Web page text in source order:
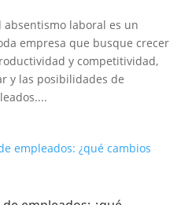
laboral es un
empresa que busque crecer
y competitividad,
y las posibilidades de